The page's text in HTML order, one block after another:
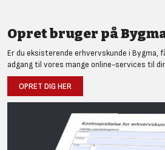
Opret bruger på
Er du eksisterende erhvervskunde i Bygma,
adgang til vores mange online-services til
OPRET DIG HER